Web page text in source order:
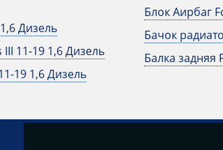
Дизель
11-19 1,6 Дизель
19 1,6 Дизель
Блок Аирбаг
Бачок
Балка задняя